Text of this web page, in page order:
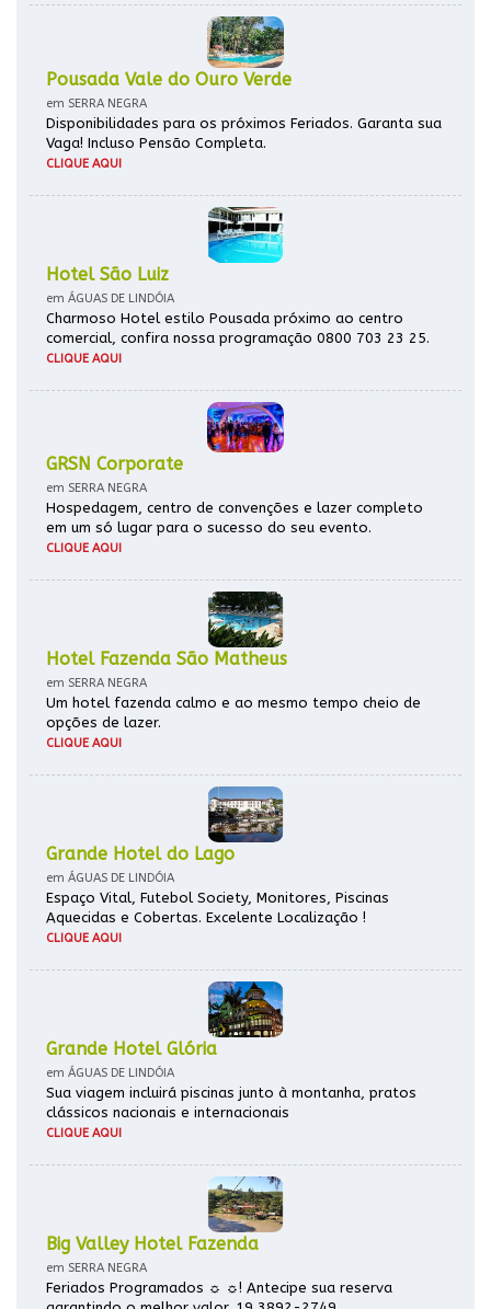
Pousada Vale do Ouro Verde
em SERRA NEGRA
Disponibilidades para os próximos Feriados. Garanta sua
Vaga! Incluso Pensão Completa.
CLIQUE AQUI
Hotel São Luiz
em ÁGUAS DE LINDÓIA
Charmoso Hotel estilo Pousada próximo ao centro
comercial, confira nossa programação 0800 703 23 25.
CLIQUE AQUI
GRSN Corporate
em SERRA NEGRA
Hospedagem, centro de convenções e lazer completo
em um só lugar para o sucesso do seu evento.
CLIQUE AQUI
Hotel Fazenda São Matheus
em SERRA NEGRA
Um hotel fazenda calmo e ao mesmo tempo cheio de
opções de lazer.
CLIQUE AQUI
Grande Hotel do Lago
em ÁGUAS DE LINDÓIA
Espaço Vital, Futebol Society, Monitores, Piscinas
Aquecidas e Cobertas. Excelente Localização !
CLIQUE AQUI
Grande Hotel Glória
em ÁGUAS DE LINDÓIA
Sua viagem incluirá piscinas junto à montanha, pratos
clássicos nacionais e internacionais
CLIQUE AQUI
Big Valley Hotel Fazenda
em SERRA NEGRA
Feriados Programados ☼ ☼! Antecipe sua reserva